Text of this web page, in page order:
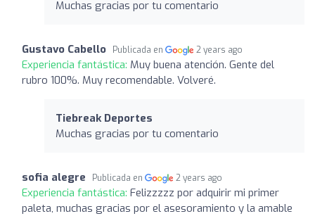
Muchas gracias por tu comentario
Gustavo Cabello Publicada en 2 years ago
Experiencia fantástica: Muy buena atención. Gente del
rubro 100%. Muy recomendable. Volveré.
Tiebreak Deportes
Muchas gracias por tu comentario
sofia alegre Publicada en 2 years ago
Experiencia fantástica: Felizzzzz por adquirir mi primer
paleta, muchas gracias por el asesoramiento y la amable